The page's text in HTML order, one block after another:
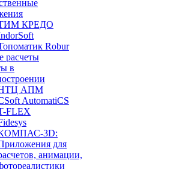
КРЕДО
Robur
расчеты
в
АПМ
AutomatiCS
FLEX
3D:
для
анимации,